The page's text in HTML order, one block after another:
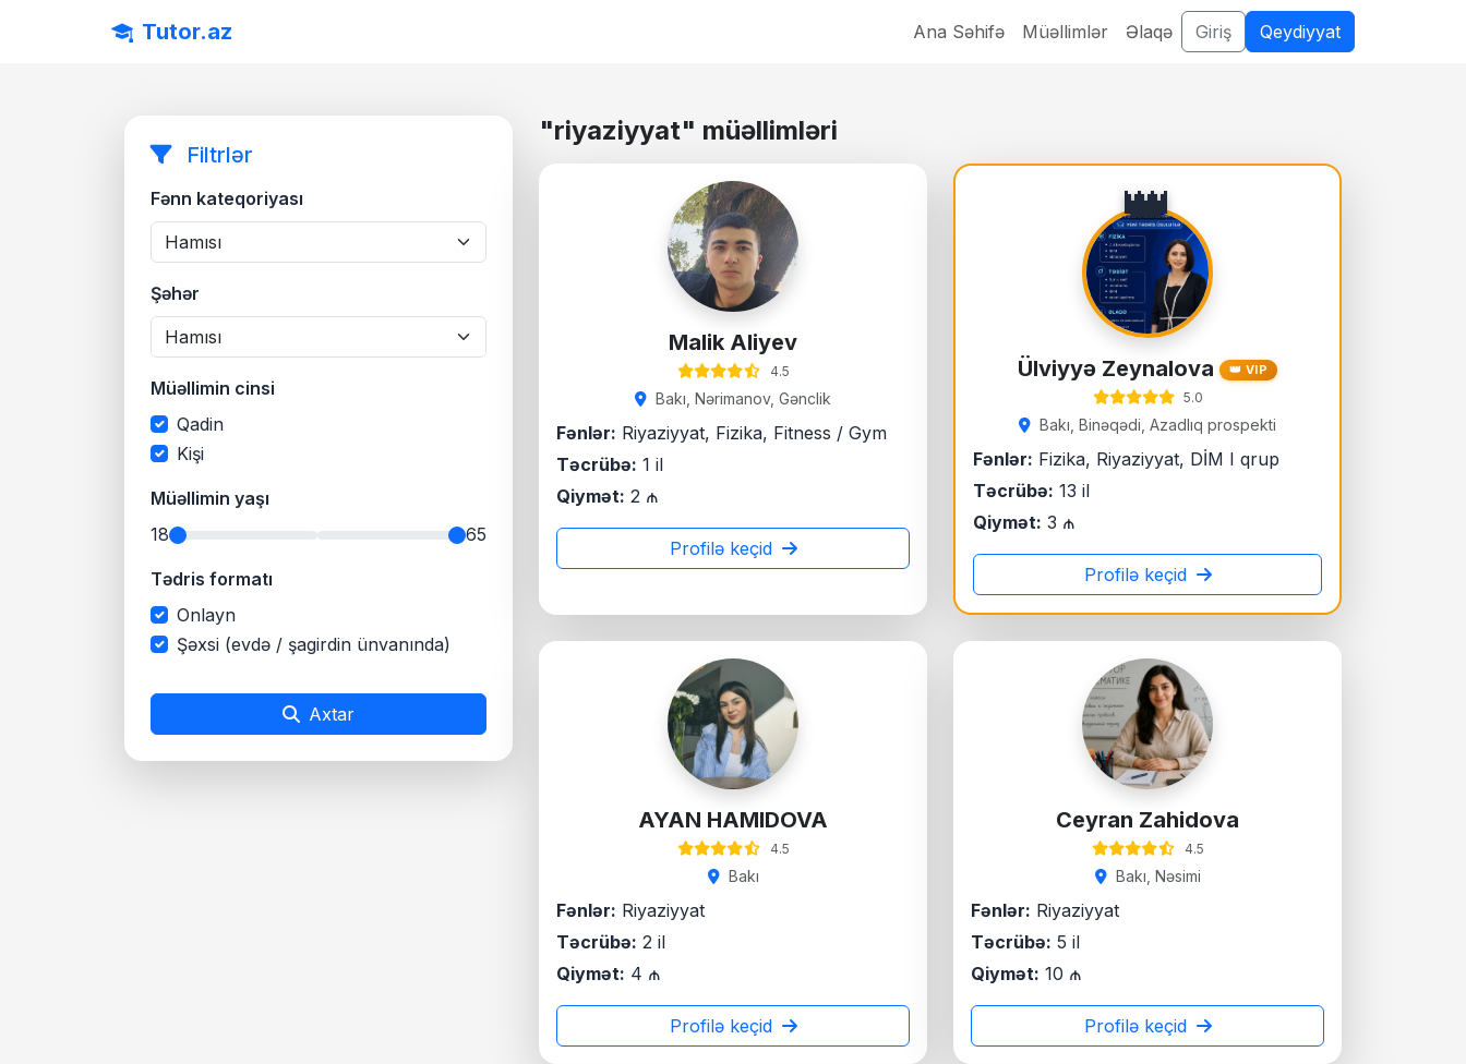
Tutor.az Ana Səhifə Müəllimlər Əlaqə Giriş Qeydiyyat
Filtrlər
Fənn kateqoriyası
Şəhər
Müəllimin cinsi
Qadin
Kişi
Müəllimin yaşı
18
65
Tədris formatı
Onlayn
Şəxsi (evdə / şagirdin ünvanında)
Axtar
"riyaziyyat" müəllimləri
Malik Aliyev
4.5
Bakı, Nərimanov, Gənclik
Fənlər: Riyaziyyat, Fizika, Fitness / Gym
Təcrübə: 1 il
Qiymət: 2 ₼
Profilə keçid
👑
Ülviyyə Zeynalova 👑 VIP
5.0
Bakı, Binəqədi, Azadlıq prospekti
Fənlər: Fizika, Riyaziyyat, DİM I qrup
Təcrübə: 13 il
Qiymət: 3 ₼
Profilə keçid
AYAN HAMIDOVA
4.5
Bakı
Fənlər: Riyaziyyat
Təcrübə: 2 il
Qiymət: 4 ₼
Profilə keçid
Ceyran Zahidova
4.5
Bakı, Nəsimi
Fənlər: Riyaziyyat
Təcrübə: 5 il
Qiymət: 10 ₼
Profilə keçid